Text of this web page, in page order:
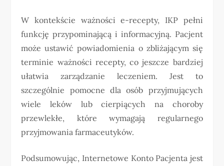
W kontekście ważności e-recepty, IKP pełni
funkcję przypominającą i informacyjną. Pacjent
może ustawić powiadomienia o zbliżającym się
terminie ważności recepty, co jeszcze bardziej
ułatwia zarządzanie leczeniem. Jest to
szczególnie pomocne dla osób przyjmujących
wiele leków lub cierpiących na choroby
przewlekłe, które wymagają regularnego
przyjmowania farmaceutyków.
Podsumowując, Internetowe Konto Pacjenta jest